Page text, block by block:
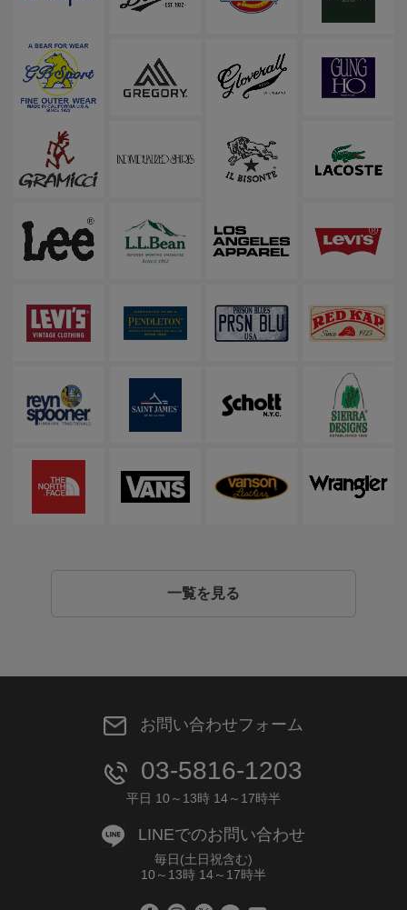
一覧を見る
お問い合わせフォーム
03-5816-1203
平日 10～13時 14～17時半
LINEでのお問い合わせ
毎日(土日祝含む)
10～13時 14～17時半